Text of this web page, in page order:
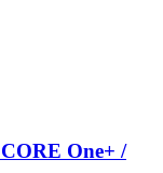
One+ /